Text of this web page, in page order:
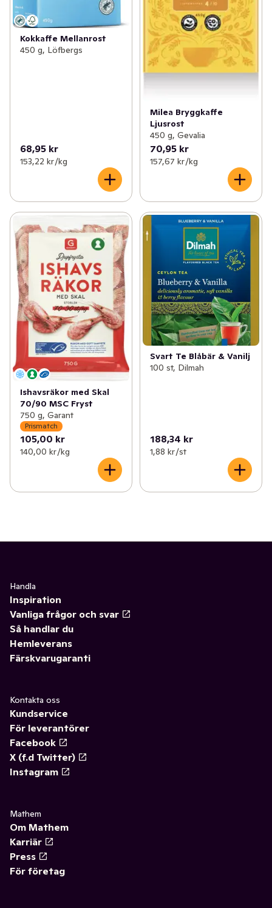
Kokkaffe Mellanrost
450 g, Löfbergs
68,95 kr
153,22 kr /kg
Milea Bryggkaffe
Ljusrost
450 g, Gevalia
70,95 kr
157,67 kr /kg
Ishavsräkor med Skal
70/90 MSC Fryst
750 g, Garant
Prismatch
105,00 kr
140,00 kr /kg
Svart Te Blåbär & Vanilj
100 st, Dilmah
188,34 kr
1,88 kr /st
Handla
Inspiration
Vanliga frågor och svar
Så handlar du
Hemleverans
Färskvarugaranti
Kontakta oss
Kundservice
För leverantörer
Facebook
X (f.d Twitter)
Instagram
Mathem
Om Mathem
Karriär
Press
För företag